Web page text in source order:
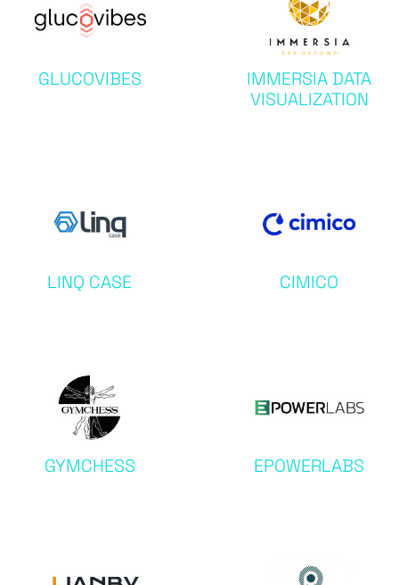
GLUCOVIBES
IMMERSIA DATA
VISUALIZATION
LINQ CASE CIMICO
GYMCHESS EPOWERLABS